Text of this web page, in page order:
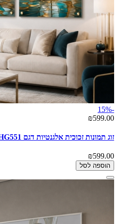
-15%
₪599.00
זוג תמונות זכוכית אלגנטיות דגם HG551
₪599.00
הוספה לסל